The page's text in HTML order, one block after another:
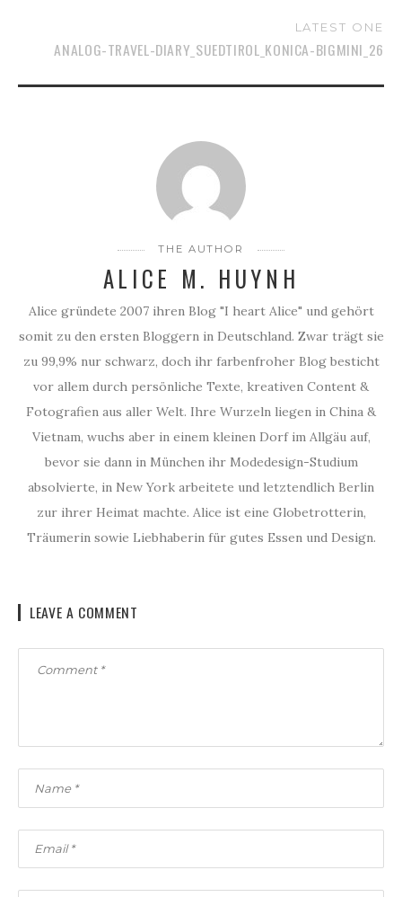
LATEST ONE
ANALOG-TRAVEL-DIARY_SUEDTIROL_KONICA-BIGMINI_26
THE AUTHOR
ALICE M. HUYNH
Alice gründete 2007 ihren Blog "I heart Alice" und gehört
somit zu den ersten Bloggern in Deutschland. Zwar trägt sie
zu 99,9% nur schwarz, doch ihr farbenfroher Blog besticht
vor allem durch persönliche Texte, kreativen Content &
Fotografien aus aller Welt. Ihre Wurzeln liegen in China &
Vietnam, wuchs aber in einem kleinen Dorf im Allgäu auf,
bevor sie dann in München ihr Modedesign-Studium
absolvierte, in New York arbeitete und letztendlich Berlin
zur ihrer Heimat machte. Alice ist eine Globetrotterin,
Träumerin sowie Liebhaberin für gutes Essen und Design.
LEAVE A COMMENT